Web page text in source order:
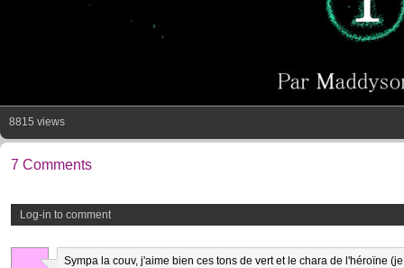
8815 views
7 Comments
Log-in to comment
Sympa la couv, j'aime bien ces tons de vert et le chara de l'héroïne